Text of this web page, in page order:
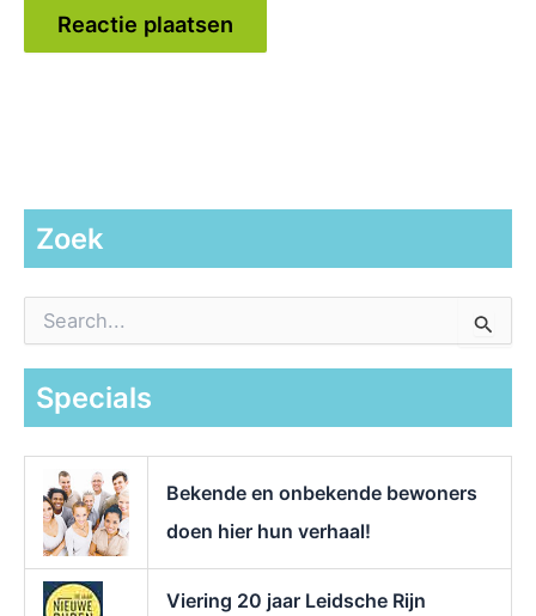
Zoek
a
Specials
Bekende en onbekende bewoners
doen hier hun verhaal!
Viering 20 jaar Leidsche Rijn